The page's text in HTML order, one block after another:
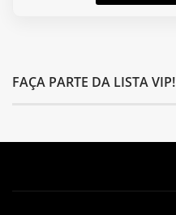
FAÇA PARTE DA LISTA VIP!